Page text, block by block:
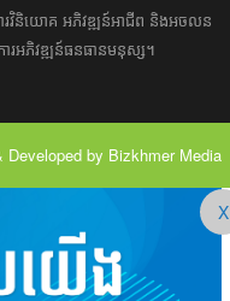
ារ​វិនិយោគ​ ​អភិវឌ្ឍន៍​អាជីព​ និង​អចលន
រអភិវឌ្ឍន៍​ធនធាន​មនុស្ស។
Developed by Bizkhmer Media
X